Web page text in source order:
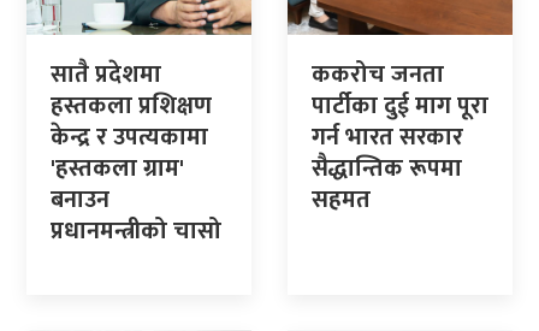
सातै प्रदेशमा
हस्तकला प्रशिक्षण
केन्द्र र उपत्यकामा
'हस्तकला ग्राम'
बनाउन
प्रधानमन्त्रीको चासो
ककरोच जनता
पार्टीका दुई माग पूरा
गर्न भारत सरकार
सैद्धान्तिक रूपमा
सहमत